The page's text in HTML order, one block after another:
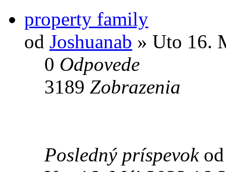
property family
od Joshuanab » Uto 16.
0 Odpovede
3189 Zobrazenia
Posledný príspevok